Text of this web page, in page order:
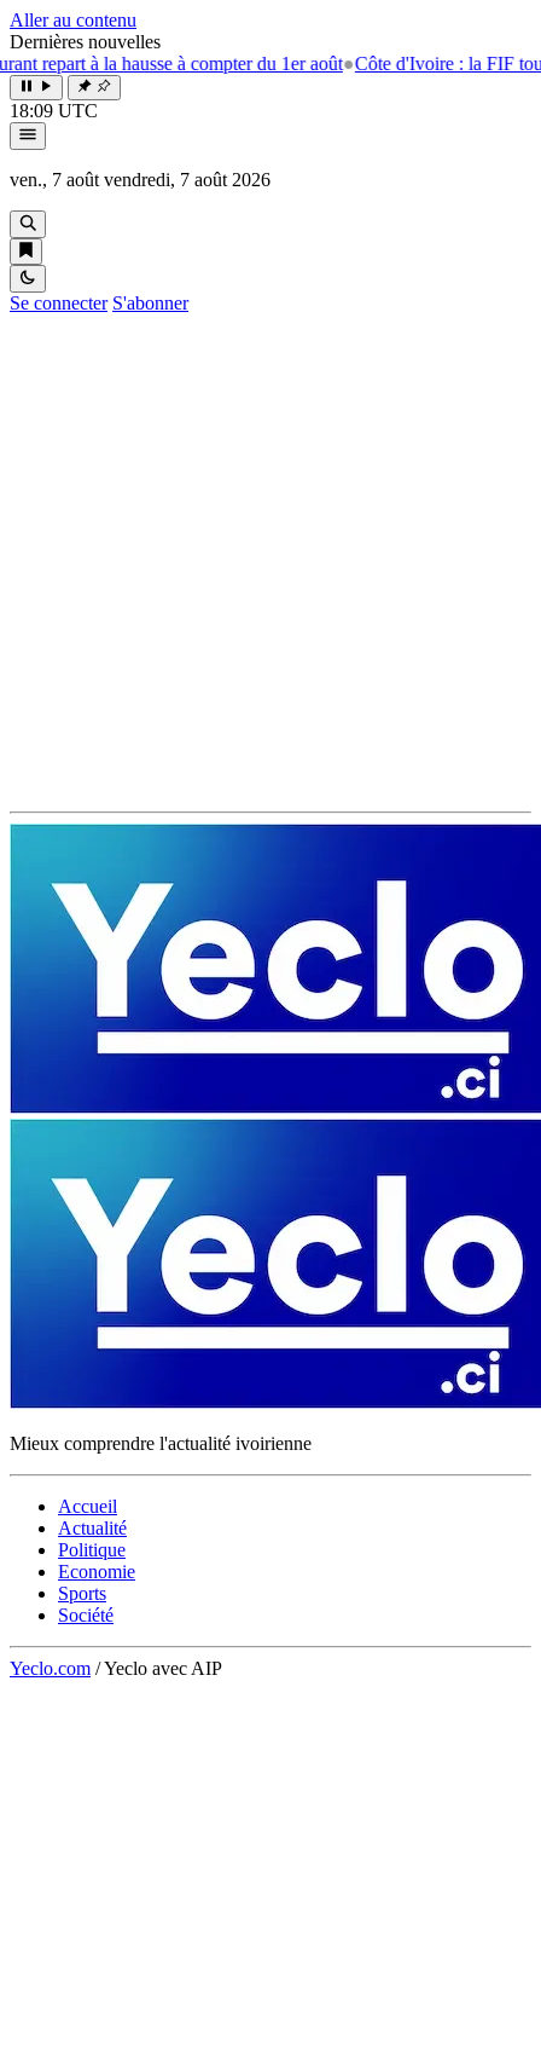
Aller au contenu
Dernières nouvelles
à compter du 1er août●Côte d'Ivoire : la FIF tourne la page
18:09 UTC
ven., 7 août vendredi, 7 août 2026
Se connecter S'abonner
Mieux comprendre l'actualité ivoirienne
Accueil
Actualité
Politique
Economie
Sports
Société
Yeclo.com /Yeclo avec AIP